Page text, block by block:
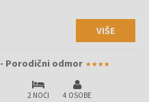
VIŠE
Porodični odmor
2 NOĆI 4 OSOBE